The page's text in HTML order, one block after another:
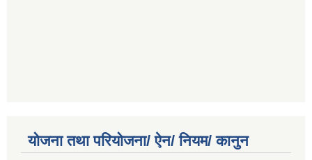
योजना तथा परियोजना/ ऐन/ नियम/ कानुन